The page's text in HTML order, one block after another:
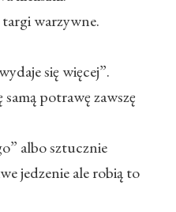
warzywne.
się więcej”.
potrawę zawszę
albo sztucznie
jedzenie ale robią to